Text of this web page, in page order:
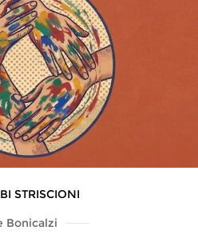
STRISCIONI
Bonicalzi